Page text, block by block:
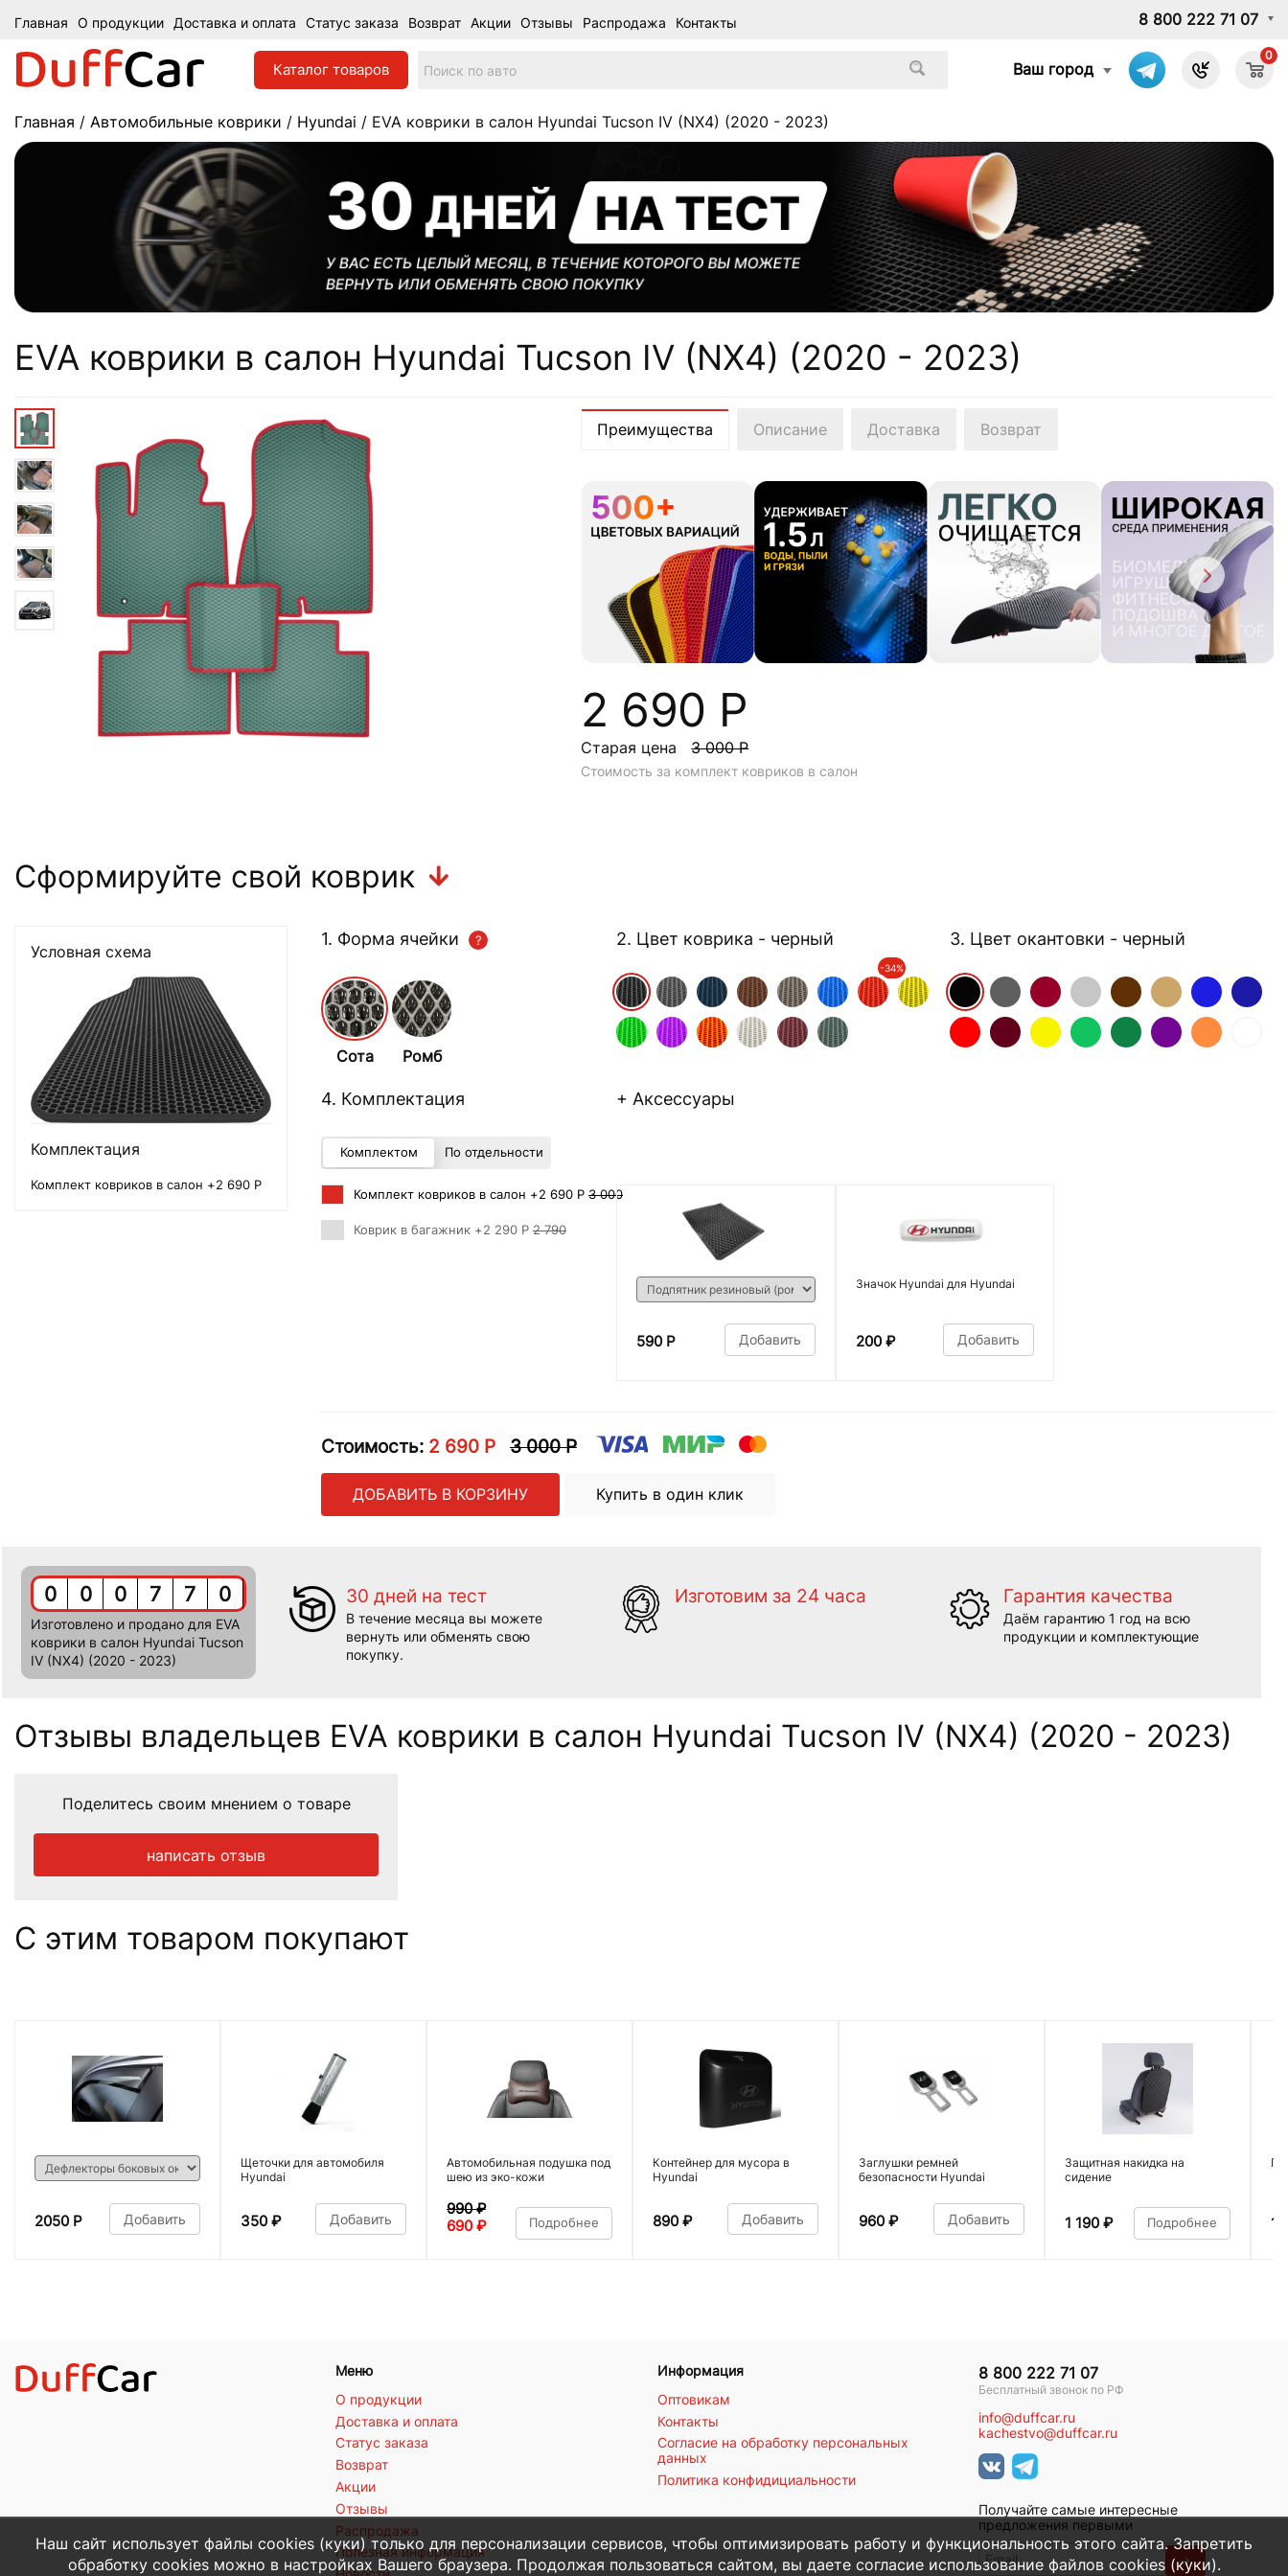
Главная О продукции Доставка и оплата Статус заказа Возврат Акции Отзывы Распродажа Контакты 8 800 222 71 07
Каталог товаров Ваш город
0
Главная / Автомобильные коврики / Hyundai / EVA коврики в салон Hyundai Tucson IV (NX4) (2020 - 2023)
EVA коврики в салон Hyundai Tucson IV (NX4) (2020 - 2023)
Преимущества Описание Доставка Возврат
2 690 Р
Старая цена 3 000 Р
Стоимость за комплект ковриков в салон
Сформируйте свой коврик
1. Форма ячейки
Сота Ромб
2. Цвет коврика - черный
-34%
3. Цвет окантовки - черный
4. Комплектация
Комплектом По отдельности
Комплект ковриков в салон +2 690 Р 3 000
Коврик в багажник +2 290 Р 2 790
+ Аксессуары
590 Р Добавить
Значок Hyundai для Hyundai
200 ₽ Добавить
Стоимость: 2 690 Р 3 000 Р
ДОБАВИТЬ В КОРЗИНУ Купить в один клик
Условная схема
Комплектация
Комплект ковриков в салон +2 690 Р
0 0 0 7 7 0
Изготовлено и продано для EVA
коврики в салон Hyundai Tucson
IV (NX4) (2020 - 2023)
30 дней на тест
В течение месяца вы можете
вернуть или обменять свою
покупку.
Изготовим за 24 часа Гарантия качества
Даём гарантию 1 год на всю
продукции и комплектующие
Отзывы владельцев EVA коврики в салон Hyundai Tucson IV (NX4) (2020 - 2023)
Поделитесь своим мнением о товаре
написать отзыв
С этим товаром покупают
2050 Р Добавить
Щеточки для автомобиля
Hyundai
350 ₽ Добавить
Автомобильная подушка под
шею из эко-кожи
990₽
690 ₽ Подробнее
Контейнер для мусора в
Hyundai
890 ₽ Добавить
Заглушки ремней
безопасности Hyundai
960 ₽ Добавить
Защитная накидка на
сидение
1 190 ₽ Подробнее 1
Меню
О продукции
Доставка и оплата
Статус заказа
Возврат
Акции
Отзывы
Распродажа
Полезная информация
Информация
Оптовикам
Контакты
Согласие на обработку персональных
данных
Политика конфидициальности
8 800 222 71 07
Бесплатный звонок по РФ
info@duffcar.ru
kachestvo@duffcar.ru
Получайте самые интересные
предложения первыми
→
Наш сайт использует файлы cookies (куки) только для персонализации сервисов, чтобы оптимизировать работу и функциональность этого сайта. Запретить
обработку cookies можно в настройках Вашего браузера. Продолжая пользоваться сайтом, вы даете согласие использование файлов cookies (куки).